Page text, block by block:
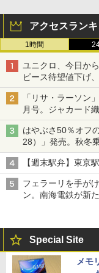
アクセスラン
1時間
ユニクロ、今日か
ピース待望値下げ
「リサ・ラーソン
月号。ジャカード
はやぶさ50％オフ
28）」発売。秋冬
【週末駅弁】東京
フェラーリを手が
ン。南海電鉄が新
Special Site
メモ